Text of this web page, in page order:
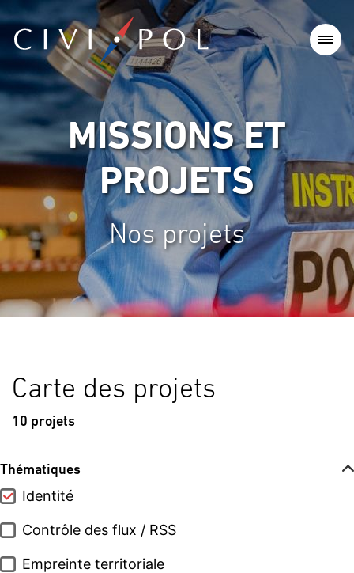
MISSIONS ET
PROJETS
Nos projets
Carte des projets
10 projets
Thématiques
Identité
Contrôle des flux / RSS
Empreinte territoriale